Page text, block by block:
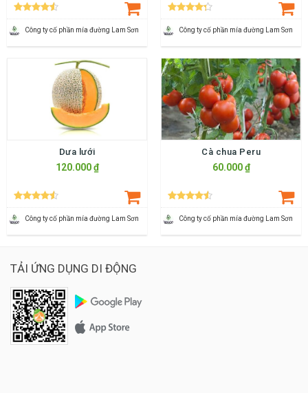
Công ty cố phần mía đường Lam Sơn Công ty cố phần mía đường Lam Sơn
Dưa lưới
120.000 ₫
Công ty cố phần mía đường Lam Sơn
Cà chua Peru
60.000 ₫
Công ty cố phần mía đường Lam Sơn
TẢI ỨNG DỤNG DI ĐỘNG